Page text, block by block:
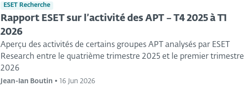
ESET Recherche
Rapport ESET sur l’activité des APT – T4 2025 à T1
2026
Aperçu des activités de certains groupes APT analysés par ESET
Research entre le quatrième trimestre 2025 et le premier trimestre
2026
Jean-Ian Boutin • 16 Jun 2026